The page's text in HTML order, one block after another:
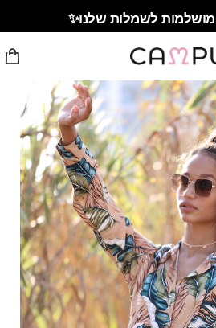
לשמלות שלנו✨